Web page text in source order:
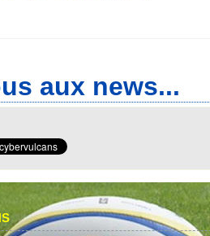
aux news...